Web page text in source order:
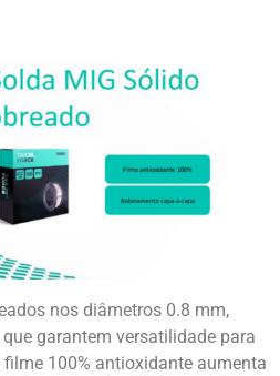
nos diâmetros 0.8 mm,
garantem versatilidade para
100% antioxidante aumenta